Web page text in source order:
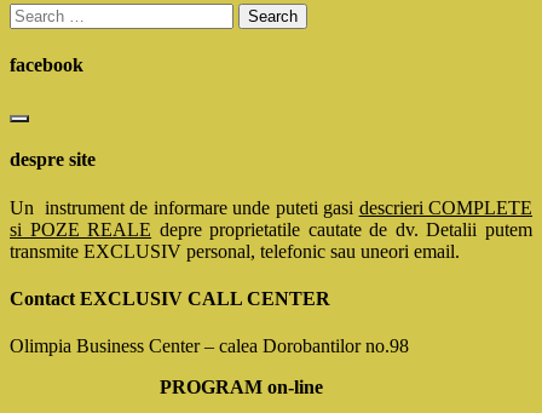
Search
for:
facebook
despre site
Un instrument de informare unde puteti gasi descrieri COMPLETE
si POZE REALE depre proprietatile cautate de dv. Detalii putem
transmite EXCLUSIV personal, telefonic sau uneori email.
Contact EXCLUSIV CALL CENTER
Olimpia Business Center – calea Dorobantilor no.98
PROGRAM on-line